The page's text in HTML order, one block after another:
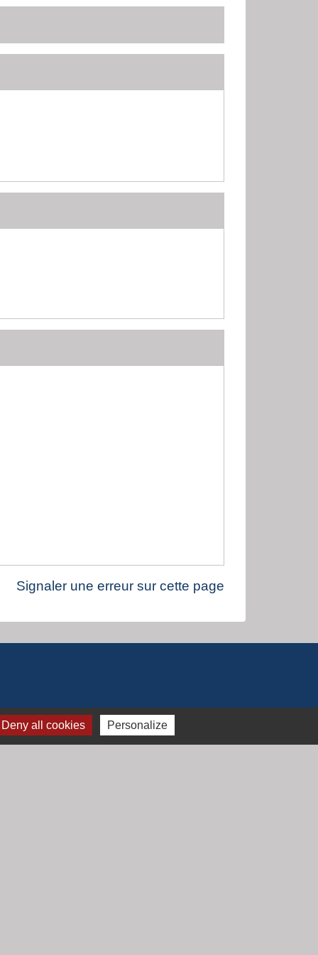
Signaler une erreur sur cette page
Deny all cookies Personalize